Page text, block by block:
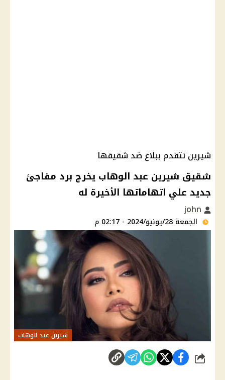
شيرين تتقدم ببلاغ ضد شقيقها
شقيق شيرين عبد الوهاب يخرج برد مفاجئ
جديد علي اتهاماتها الأخيرة له
الجمعة 28/يونيو/2024 - 02:17 م
شيرين عبد الوهاب
شارك